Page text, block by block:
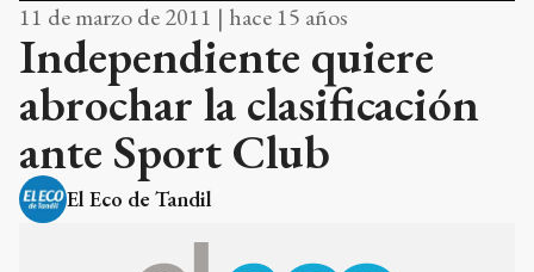
11 de marzo de 2011 | hace 15 años
Independiente quiere
abrochar la clasificación
ante Sport Club
El Eco de Tandil